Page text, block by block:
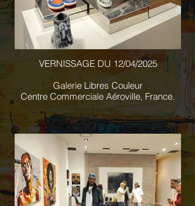
VERNISSAGE DU 12/04/2025
Galerie Libres Couleur
Centre Commerciale Aéroville, France.